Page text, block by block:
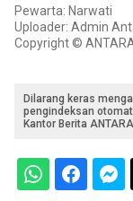
Pewarta: Narwati
Uploader: Admin
Copyright ©
Dilarang keras
pengindeksan
Kantor Berita